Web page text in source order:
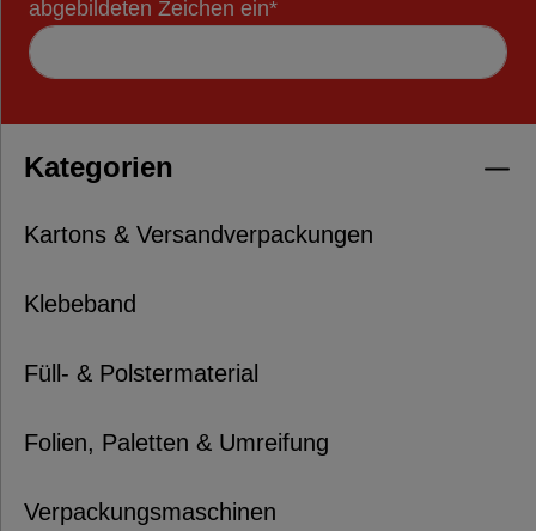
abgebildeten Zeichen ein*
Kategorien
Kartons & Versandverpackungen
Klebeband
Füll- & Polstermaterial
Folien, Paletten & Umreifung
Verpackungsmaschinen